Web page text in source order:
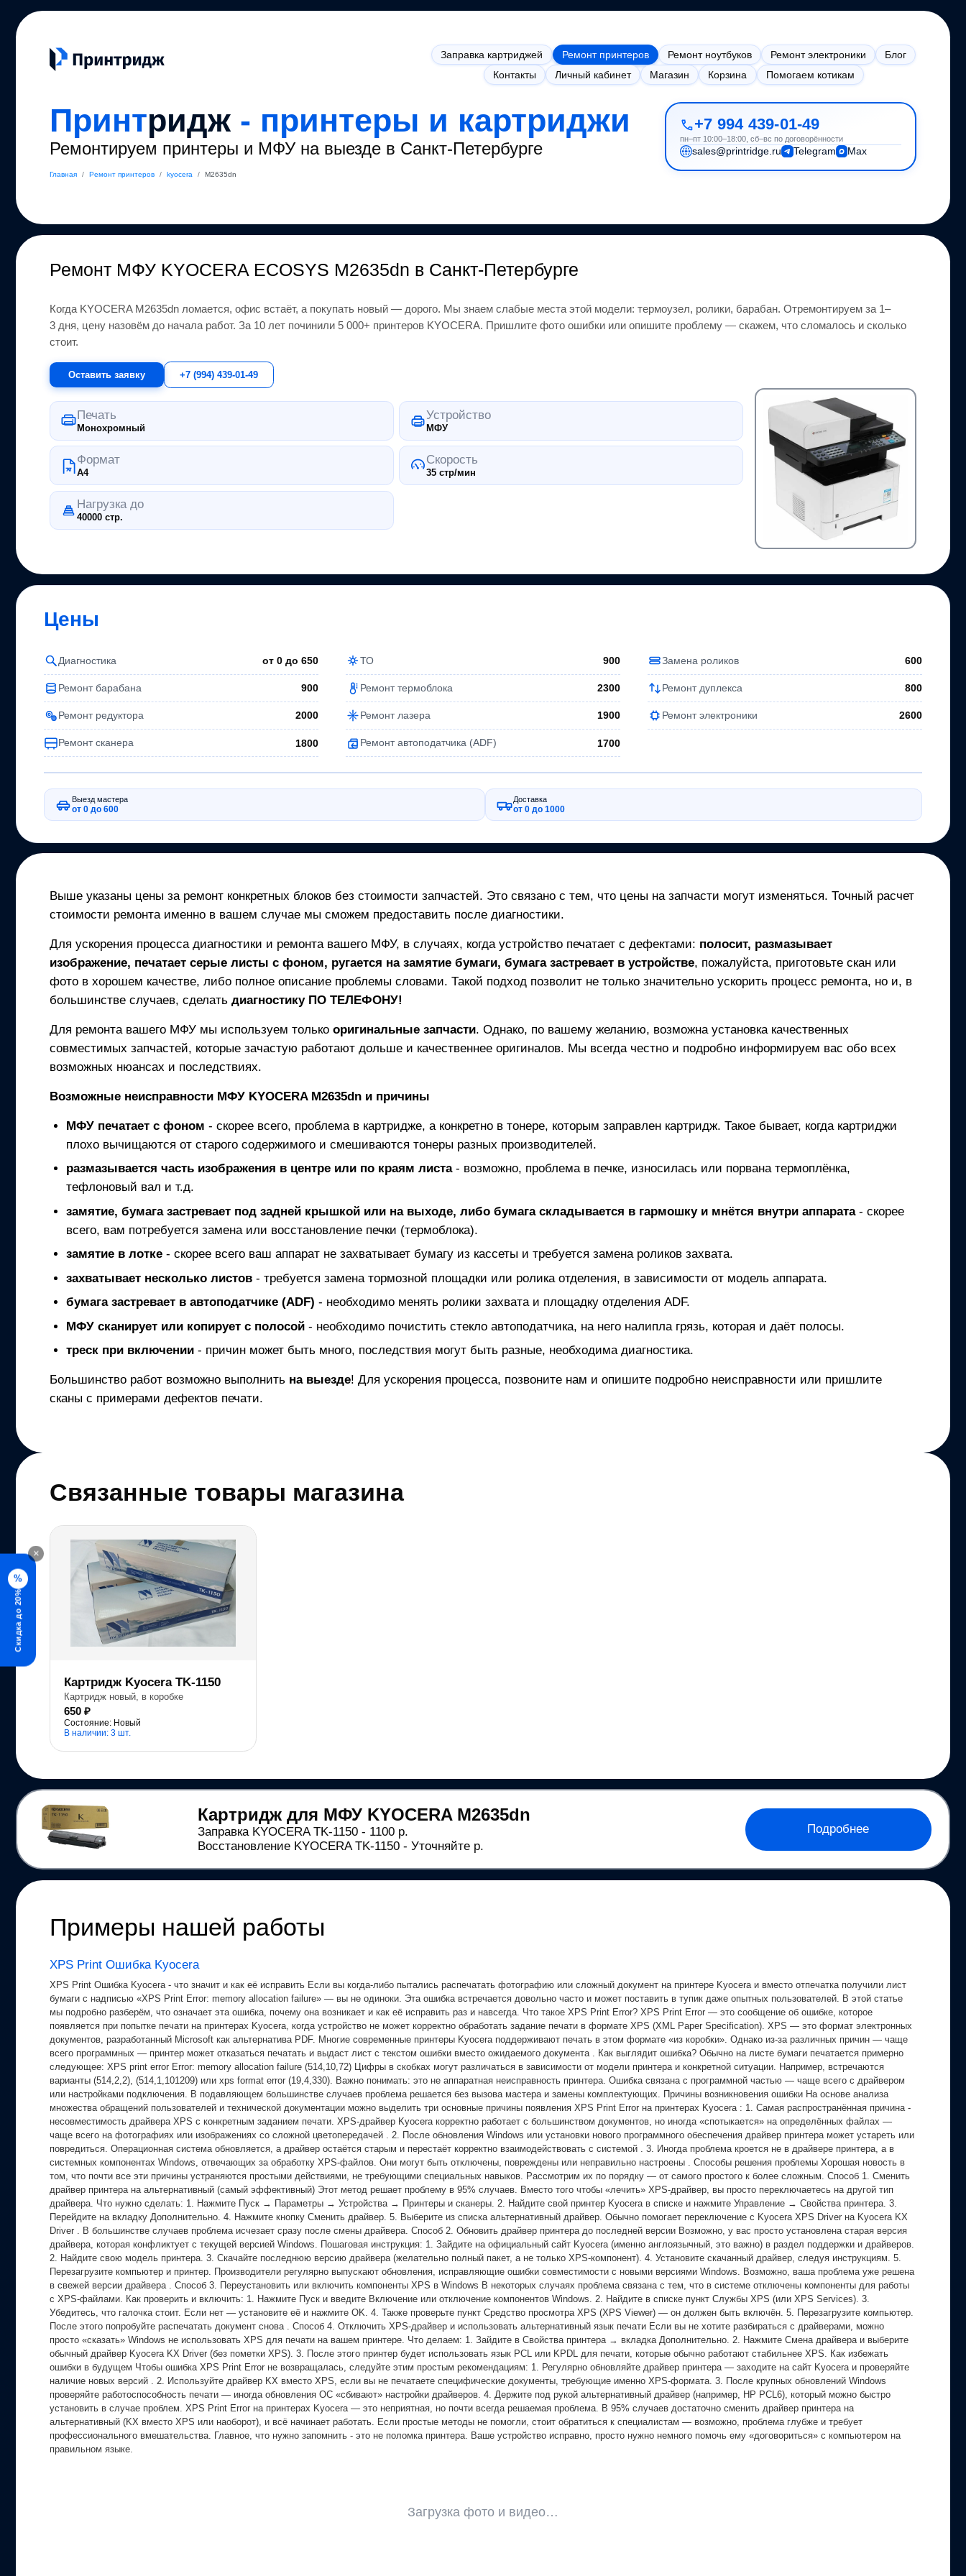
×
%
Скидка до 20%
Заправка картриджей Ремонт принтеров Ремонт ноутбуков Ремонт электроники
Блог
Контакты
Личный кабинет Магазин Корзина Помогаем котикам
Принтридж - принтеры и картриджи
Ремонтируем принтеры и МФУ на выезде в Санкт-Петербурге
Главная / Ремонт принтеров / kyocera / M2635dn
+7 994 439-01-49
пн–пт 10:00–18:00, сб–вс по договорённости
sales@printridge.ru Telegram Max
Ремонт МФУ KYOCERA ECOSYS M2635dn в Санкт-Петербурге
Когда KYOCERA M2635dn ломается, офис встаёт, а покупать новый — дорого. Мы знаем слабые места этой модели: термоузел, ролики, барабан. Отремонтируем за 1–
3 дня, цену назовём до начала работ. За 10 лет починили 5 000+ принтеров KYOCERA. Пришлите фото ошибки или опишите проблему — скажем, что сломалось и сколько
стоит.
Оставить заявку +7 (994) 439-01-49
Печать
Монохромный
Устройство
МФУ
Формат
A4
Скорость
35 стр/мин
Нагрузка до
40000 стр.
Цены
Диагностика от 0 до650 ТО 900 Замена роликов 600
Ремонт барабана 900 Ремонт термоблока 2300 Ремонт дуплекса 800
Ремонт редуктора 2000 Ремонт лазера 1900 Ремонт электроники 2600
Ремонт сканера 1800 Ремонт автоподатчика (ADF) 1700
Выезд мастера
от 0 до 600
Доставка
от 0 до 1000
Выше указаны цены за ремонт конкретных блоков без стоимости запчастей. Это связано с тем, что цены на запчасти могут изменяться. Точный расчет
стоимости ремонта именно в вашем случае мы сможем предоставить после диагностики.
Для ускорения процесса диагностики и ремонта вашего МФУ, в случаях, когда устройство печатает с дефектами: полосит, размазывает
изображение, печатает серые листы с фоном, ругается на замятие бумаги, бумага застревает в устройстве, пожалуйста, приготовьте скан или
фото в хорошем качестве, либо полное описание проблемы словами. Такой подход позволит не только значительно ускорить процесс ремонта, но и, в
большинстве случаев, сделатьдиагностику ПО ТЕЛЕФОНУ!
Для ремонта вашего МФУ мы используем только оригинальные запчасти. Однако, по вашему желанию, возможна установка качественных
совместимых запчастей, которые зачастую работают дольше и качественнее оригиналов. Мы всегда честно и подробно информируем вас обо всех
возможных нюансах и последствиях.
Возможные неисправности МФУ KYOCERA M2635dn и причины
МФУпечатает с фоном - скорее всего, проблема в картридже, а конкретно в тонере, которым заправлен картридж. Такое бывает, когда картриджи
плохо вычищаются от старого содержимого и смешиваются тонеры разных производителей.
размазывается часть изображения в центре или по краям листа - возможно, проблема в печке, износилась или порвана термоплёнка,
тефлоновый вал и т.д.
замятие, бумага застревает под задней крышкой или на выходе, либо бумага складывается в гармошку и мнётся внутри аппарата - скорее
всего, вам потребуется замена или восстановление печки (термоблока).
замятие в лотке- скорее всего ваш аппарат не захватывает бумагу из кассеты и требуется замена роликов захвата.
захватывает несколько листов- требуется замена тормозной площадки или ролика отделения, в зависимости от модель аппарата.
бумага застревает в автоподатчике (ADF) - необходимо менять ролики захвата и площадку отделения ADF.
МФУсканирует или копирует с полосой- необходимо почистить стекло автоподатчика, на него налипла грязь, которая и даёт полосы.
треск при включении- причин может быть много, последствия могут быть разные, необходима диагностика.
Большинство работ возможно выполнить на выезде! Для ускорения процесса, позвоните нам и опишите подробно неисправности или пришлите
сканы с примерами дефектов печати.
Связанные товары магазина
Картридж Kyocera TK-1150
Картридж новый, в коробке
650 ₽
Состояние: Новый
В наличии: 3 шт.
Картридж для МФУ KYOCERA M2635dn
Заправка KYOCERA TK-1150 - 1100 р.
Восстановление KYOCERA TK-1150 - Уточняйте р.
Подробнее
Примеры нашей работы
XPS Print Ошибка Kyocera
XPS Print Ошибка Kyocera - что значит и как её исправить Если вы когда-либо пытались распечатать фотографию или сложный документ на принтере Kyocera и вместо отпечатка получили лист
бумаги с надписью «XPS Print Error: memory allocation failure» — вы не одиноки. Эта ошибка встречается довольно часто и может поставить в тупик даже опытных пользователей. В этой статье
мы подробно разберём, что означает эта ошибка, почему она возникает и как её исправить раз и навсегда. Что такое XPS Print Error? XPS Print Error — это сообщение об ошибке, которое
появляется при попытке печати на принтерах Kyocera, когда устройство не может корректно обработать задание печати в формате XPS (XML Paper Specification). XPS — это формат электронных
документов, разработанный Microsoft как альтернатива PDF. Многие современные принтеры Kyocera поддерживают печать в этом формате «из коробки». Однако из-за различных причин — чаще
всего программных — принтер может отказаться печатать и выдаст лист с текстом ошибки вместо ожидаемого документа . Как выглядит ошибка? Обычно на листе бумаги печатается примерно
следующее: XPS print error Error: memory allocation failure (514,10,72) Цифры в скобках могут различаться в зависимости от модели принтера и конкретной ситуации. Например, встречаются
варианты (514,2,2), (514,1,101209) или xps format error (19,4,330). Важно понимать: это не аппаратная неисправность принтера. Ошибка связана с программной частью — чаще всего с драйвером
или настройками подключения. В подавляющем большинстве случаев проблема решается без вызова мастера и замены комплектующих. Причины возникновения ошибки На основе анализа
множества обращений пользователей и технической документации можно выделить три основные причины появления XPS Print Error на принтерах Kyocera : 1. Самая распространённая причина -
несовместимость драйвера XPS с конкретным заданием печати. XPS-драйвер Kyocera корректно работает с большинством документов, но иногда «спотыкается» на определённых файлах —
чаще всего на фотографиях или изображениях со сложной цветопередачей . 2. После обновления Windows или установки нового программного обеспечения драйвер принтера может устареть или
повредиться. Операционная система обновляется, а драйвер остаётся старым и перестаёт корректно взаимодействовать с системой . 3. Иногда проблема кроется не в драйвере принтера, а в
системных компонентах Windows, отвечающих за обработку XPS-файлов. Они могут быть отключены, повреждены или неправильно настроены . Способы решения проблемы Хорошая новость в
том, что почти все эти причины устраняются простыми действиями, не требующими специальных навыков. Рассмотрим их по порядку — от самого простого к более сложным. Способ 1. Сменить
драйвер принтера на альтернативный (самый эффективный) Этот метод решает проблему в 95% случаев. Вместо того чтобы «лечить» XPS-драйвер, вы просто переключаетесь на другой тип
драйвера. Что нужно сделать: 1. Нажмите Пуск → Параметры → Устройства → Принтеры и сканеры. 2. Найдите свой принтер Kyocera в списке и нажмите Управление → Свойства принтера. 3.
Перейдите на вкладку Дополнительно. 4. Нажмите кнопку Сменить драйвер. 5. Выберите из списка альтернативный драйвер. Обычно помогает переключение с Kyocera XPS Driver на Kyocera KX
Driver . В большинстве случаев проблема исчезает сразу после смены драйвера. Способ 2. Обновить драйвер принтера до последней версии Возможно, у вас просто установлена старая версия
драйвера, которая конфликтует с текущей версией Windows. Пошаговая инструкция: 1. Зайдите на официальный сайт Kyocera (именно англоязычный, это важно) в раздел поддержки и драйверов.
2. Найдите свою модель принтера. 3. Скачайте последнюю версию драйвера (желательно полный пакет, а не только XPS-компонент). 4. Установите скачанный драйвер, следуя инструкциям. 5.
Перезагрузите компьютер и принтер. Производители регулярно выпускают обновления, исправляющие ошибки совместимости с новыми версиями Windows. Возможно, ваша проблема уже решена
в свежей версии драйвера . Способ 3. Переустановить или включить компоненты XPS в Windows В некоторых случаях проблема связана с тем, что в системе отключены компоненты для работы
с XPS-файлами. Как проверить и включить: 1. Нажмите Пуск и введите Включение или отключение компонентов Windows. 2. Найдите в списке пункт Службы XPS (или XPS Services). 3.
Убедитесь, что галочка стоит. Если нет — установите её и нажмите OK. 4. Также проверьте пункт Средство просмотра XPS (XPS Viewer) — он должен быть включён. 5. Перезагрузите компьютер.
После этого попробуйте распечатать документ снова . Способ 4. Отключить XPS-драйвер и использовать альтернативный язык печати Если вы не хотите разбираться с драйверами, можно
просто «сказать» Windows не использовать XPS для печати на вашем принтере. Что делаем: 1. Зайдите в Свойства принтера → вкладка Дополнительно. 2. Нажмите Смена драйвера и выберите
обычный драйвер Kyocera KX Driver (без пометки XPS). 3. После этого принтер будет использовать язык PCL или KPDL для печати, которые обычно работают стабильнее XPS. Как избежать
ошибки в будущем Чтобы ошибка XPS Print Error не возвращалась, следуйте этим простым рекомендациям: 1. Регулярно обновляйте драйвер принтера — заходите на сайт Kyocera и проверяйте
наличие новых версий . 2. Используйте драйвер KX вместо XPS, если вы не печатаете специфические документы, требующие именно XPS-формата. 3. После крупных обновлений Windows
проверяйте работоспособность печати — иногда обновления ОС «сбивают» настройки драйверов. 4. Держите под рукой альтернативный драйвер (например, HP PCL6), который можно быстро
установить в случае проблем. XPS Print Error на принтерах Kyocera — это неприятная, но почти всегда решаемая проблема. В 95% случаев достаточно сменить драйвер принтера на
альтернативный (KX вместо XPS или наоборот), и всё начинает работать. Если простые методы не помогли, стоит обратиться к специалистам — возможно, проблема глубже и требует
профессионального вмешательства. Главное, что нужно запомнить - это не поломка принтера. Ваше устройство исправно, просто нужно немного помочь ему «договориться» с компьютером на
правильном языке.
Загрузка фото и видео…